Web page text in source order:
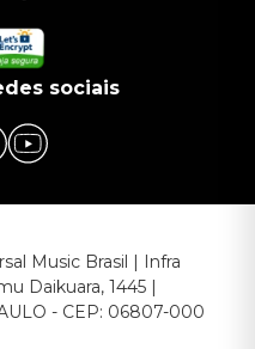
sociais
Music Brasil | Infra
Daikuara, 1445 |
- CEP: 06807-000